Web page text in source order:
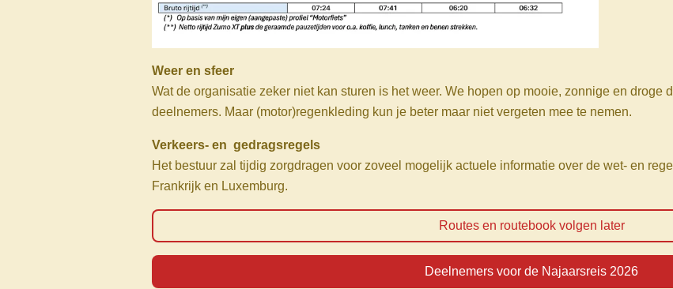
Weer en sfeer
Wat de organisatie zeker niet kan sturen is het weer. We hopen op mooie, zonnige en droge
deelnemers. Maar (motor)regenkleding kun je beter maar niet vergeten mee te nemen.
Verkeers- en gedragsregels
Het bestuur zal tijdig zorgdragen voor zoveel mogelijk actuele informatie over de wet- en
Frankrijk en Luxemburg.
Routes en routebook volgen later
Deelnemers voor de Najaarsreis 2026